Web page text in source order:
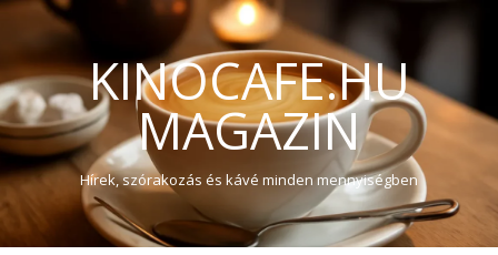
KINOCAFE.HU
MAGAZIN
Hírek, szórakozás és kávé minden mennyiségben